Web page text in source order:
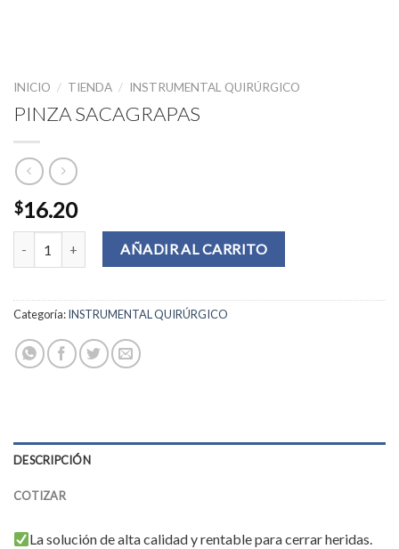
INICIO / TIENDA / INSTRUMENTAL QUIRÚRGICO
PINZA SACAGRAPAS
$16.20
PINZA SACAGRAPAS cantidadAÑADIR AL CARRITO
Categoría:INSTRUMENTAL QUIRÚRGICO
DESCRIPCIÓN
COTIZAR
La solución de alta calidad y rentable para cerrar heridas.